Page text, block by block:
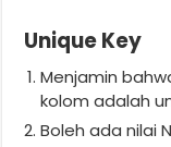
Unique Key
Menjamin
kolom adalah
Boleh ada nilai